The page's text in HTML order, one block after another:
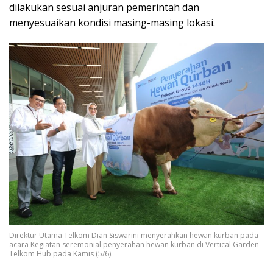
dilakukan sesuai anjuran pemerintah dan
menyesuaikan kondisi masing-masing lokasi.
Direktur Utama Telkom Dian Siswarini menyerahkan hewan kurban pada
acara Kegiatan seremonial penyerahan hewan kurban di Vertical Garden
Telkom Hub pada Kamis (5/6).